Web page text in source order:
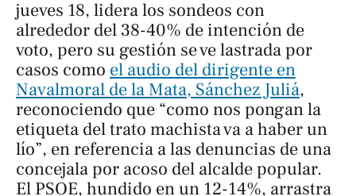
jueves 18, lidera los sondeos con
alrededor del 38-40% de intención de
voto, pero su gestión se ve lastrada por
casos como el audio del dirigente en
Navalmoral de la Mata, Sánchez Juliá,
reconociendo que “como nos pongan la
etiqueta del trato machista va a haber un
lío”, en referencia a las denuncias de una
concejala por acoso del alcalde popular.
El PSOE, hundido en un 12-14%, arrastra